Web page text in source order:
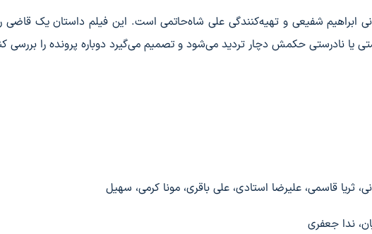
ابراهیم شفیعی و تهیه‌کنندگی علی شاه‌حاتمی است. این فیلم داستان یک قاضی
یا نادرستی حکمش دچار تردید می‌شود و تصمیم می‌گیرد دوباره پرونده را بررسی
ثریا قاسمی، علیرضا استادی، علی باقری، مونا کرمی، سهیل
ندا جعفری